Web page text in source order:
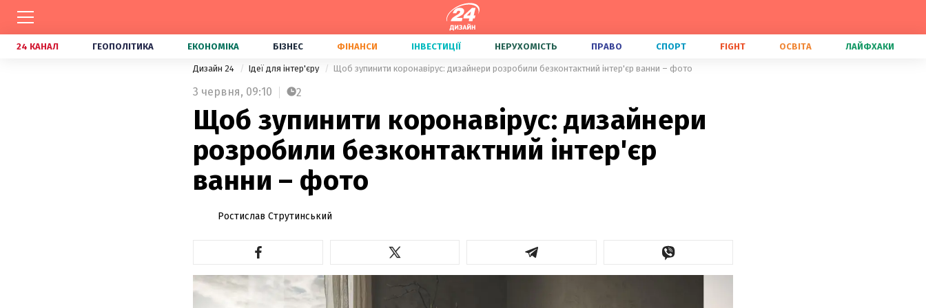
24 КАНАЛ ГЕОПОЛІТИКА ЕКОНОМІКА БІЗНЕС ФІНАНСИ ІНВЕСТИЦІЇ НЕРУХОМІСТЬ ПРАВО СПОРТ FIGHT ОСВІТА ЛАЙФХАКИ
Дизайн 24 Ідеї для інтер'єру Щоб зупинити коронавірус: дизайнери розробили безконтактний інтер'єр ванни – фото
3 червня, 09:10 2
Щоб зупинити коронавірус: дизайнери
розробили безконтактний інтер'єр
ванни – фото
Ростислав Струтинський